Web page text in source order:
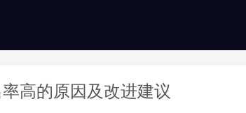
高的原因及改进建议